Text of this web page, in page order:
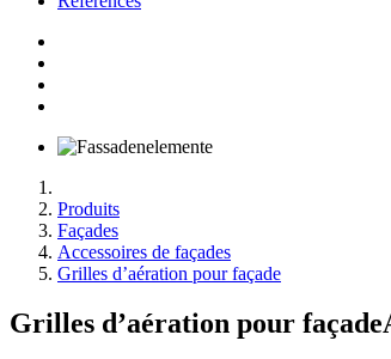
Produits
Façades
Accessoires de façades
Grilles d’aération pour façade
Grilles d’aération pour façade